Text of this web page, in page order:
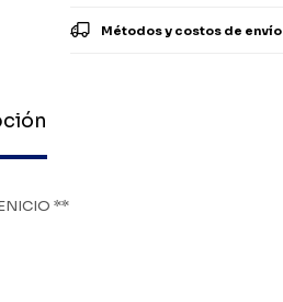
Métodos y costos de envío
**